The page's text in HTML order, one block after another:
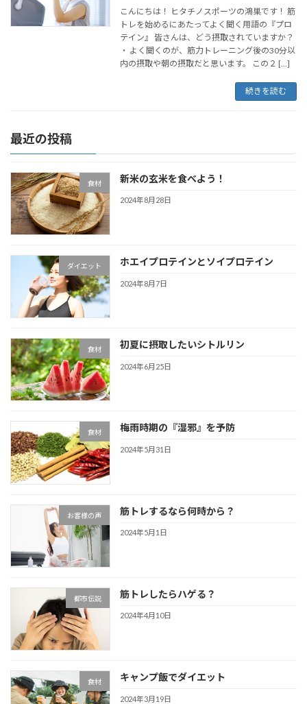
こんにちは！ ヒタチノスポーツの鴻巣です！ 筋
トレを始めるにあたってよく聞く用語の『プロ
テイン』 皆さんは、どう摂取されていますか？
・ よく聞くのが、筋力トレーニング後の30分以
内の摂取や朝の摂取だと思います。 この２ […]
続きを読む
最近の投稿
食材 新米の玄米を食べよう！
2024年8月28日
ダイエット ホエイプロテインとソイプロテイン
2024年8月7日
食材 初夏に摂取したいシトルリン
2024年6月25日
食材 梅雨時期の『湿邪』を予防
2024年5月31日
お客様の声 筋トレするなら何時から？
2024年5月1日
都市伝説 筋トレしたらハゲる？
2024年4月10日
食材 キャンプ飯でダイエット
2024年3月19日